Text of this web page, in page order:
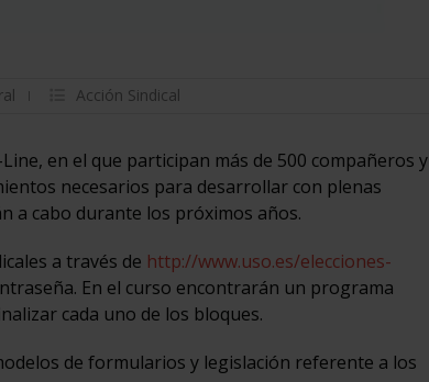
Acción Sindical
en el que participan más de 500 compañeros y
necesarios para desarrollar con plenas
a cabo durante los próximos años.
a través de http://www.uso.es/elecciones-
En el curso encontrarán un programa
cada uno de los bloques.
de formularios y legislación referente a los